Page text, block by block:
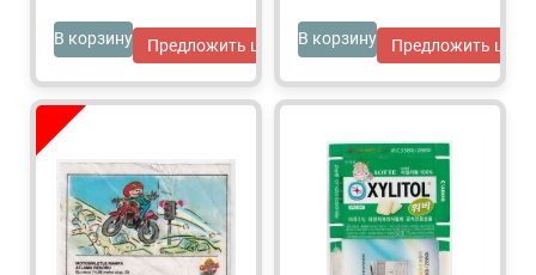
В корзину Предложить цену В корзину Предложить цену